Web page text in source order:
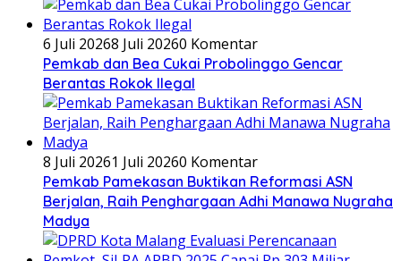
6 Juli 20268 Juli 20260 Komentar
Pemkab dan Bea Cukai Probolinggo Gencar
Berantas Rokok Ilegal
8 Juli 20261 Juli 20260 Komentar
Pemkab Pamekasan Buktikan Reformasi ASN
Berjalan, Raih Penghargaan Adhi Manawa Nugraha
Madya